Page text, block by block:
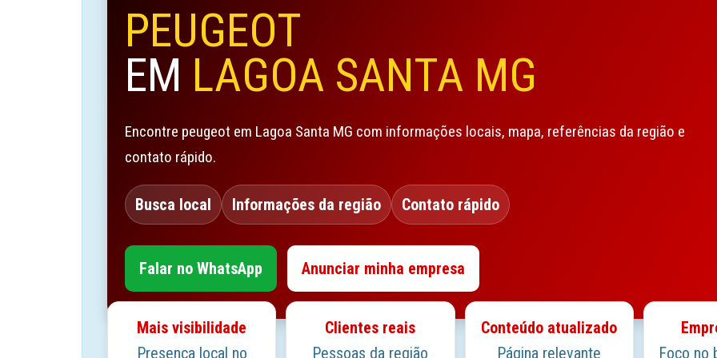
PEUGEOT
EM LAGOA SANTA MG
Encontre peugeot em Lagoa Santa MG com informações locais, mapa, referências da região e
contato rápido.
Busca local Informações da região Contato rápido
Falar no WhatsApp Anunciar minha empresa
Mais visibilidade
Presença local no
Clientes reais
Pessoas da região
Conteúdo atualizado
Página relevante
Foco no